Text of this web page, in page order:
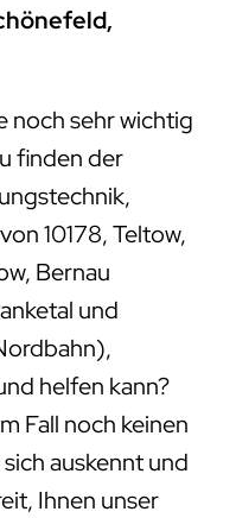
noch sehr wichtig
finden der
10178, Teltow,
Bernau
und
helfen kann?
Fall noch keinen
auskennt und
Ihnen unser